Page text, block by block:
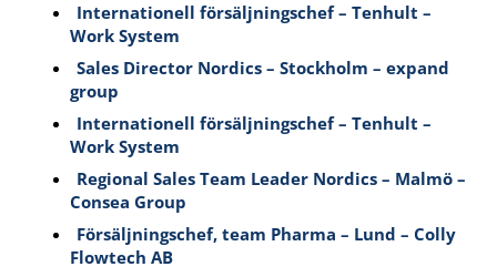
Internationell försäljningschef – Tenhult –
Work System
Sales Director Nordics – Stockholm – expand
group
Internationell försäljningschef – Tenhult –
Work System
Regional Sales Team Leader Nordics – Malmö –
Consea Group
Försäljningschef, team Pharma – Lund – Colly
Flowtech AB